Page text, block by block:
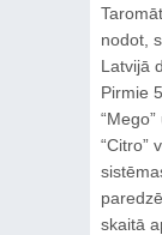
nodot,
Latvijā
Pirmie
“Citro”
skaitā